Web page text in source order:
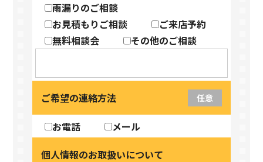
雨漏りのご相談
お見積もりご相談
ご来店予約
無料相談会
その他のご相談
ご希望の連絡方法 任意
お電話
メール
個人情報のお取扱いについて